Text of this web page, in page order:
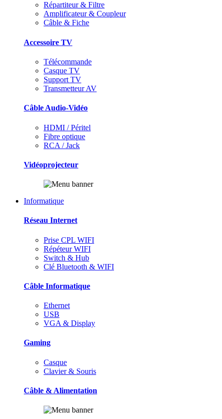
Répartiteur & Filtre
Amplificateur & Coupleur
Câble & Fiche
Accessoire TV
Télécommande
Casque TV
Support TV
Transmetteur AV
Câble Audio-Vidéo
HDMI / Péritel
Fibre optique
RCA / Jack
Vidéoprojecteur
Informatique
Réseau Internet
Prise CPL WIFI
Répéteur WIFI
Switch & Hub
Clé Bluetooth & WIFI
Câble Informatique
Ethernet
USB
VGA & Display
Gaming
Casque
Clavier & Souris
Câble & Alimentation